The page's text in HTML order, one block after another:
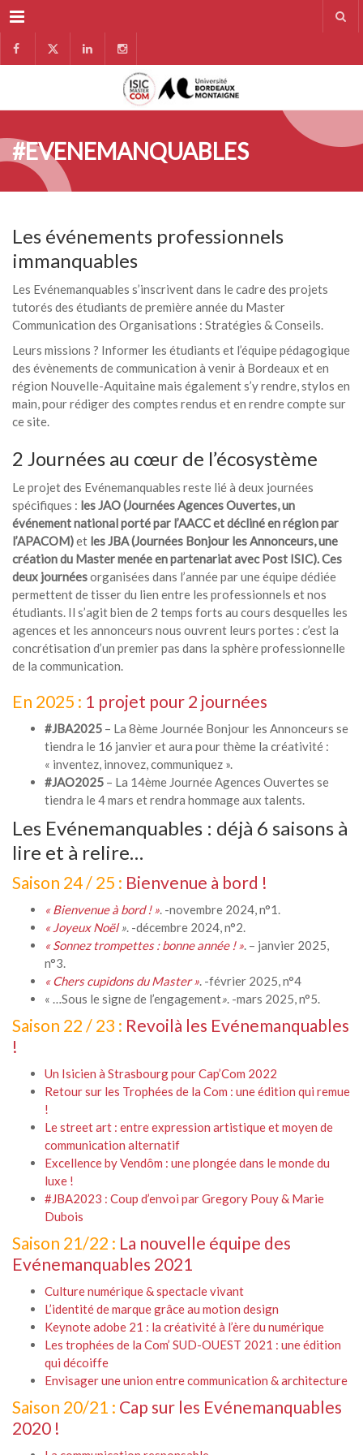
Menu
#EVENEMANQUABLES
Les événements professionnels
immanquables
Les Evénemanquables s’inscrivent dans le cadre des projets
tutorés des étudiants de première année du Master
Communication des Organisations : Stratégies & Conseils.
Leurs missions ? Informer les étudiants et l’équipe pédagogique
des évènements de communication à venir à Bordeaux et en
région Nouvelle-Aquitaine mais également s’y rendre, stylos en
main, pour rédiger des comptes rendus et en rendre compte sur
ce site.
2 Journées au cœur de l’écosystème
Le projet des Evénemanquables reste lié à deux journées
spécifiques : les JAO (Journées Agences Ouvertes, un
événement national porté par l’AACC et décliné en région par
l’APACOM)et les JBA (Journées Bonjour les Annonceurs, une
création du Master menée en partenariat avec Post ISIC). Ces
deux journéesorganisées dans l’année par une équipe dédiée
permettent de tisser du lien entre les professionnels et nos
étudiants. Il s’agit bien de 2 temps forts au cours desquelles les
agences et les annonceurs nous ouvrent leurs portes : c’est la
concrétisation d’un premier pas dans la sphère professionnelle
de la communication.
En 2025 : 1 projet pour 2 journées
#JBA2025 – La 8ème Journée Bonjour les Annonceurs se
tiendra le 16 janvier et aura pour thème la créativité :
« inventez, innovez, communiquez ».
#JAO2025 – La 14ème Journée Agences Ouvertes se
tiendra le 4 mars et rendra hommage aux talents.
Les Evénemanquables : déjà 6 saisons à
lire et à relire…
Saison 24 / 25 : Bienvenue à bord !
« Bienvenue à bord ! ». -novembre 2024, n°1.
« Joyeux Noël». -décembre 2024, n°2.
« Sonnez trompettes : bonne année ! ». – janvier 2025,
n°3.
« Chers cupidons du Master». -février 2025, n°4
« …Sous le signe de l’engagement». -mars 2025, n°5.
Saison 22 / 23 : Revoilà les Evénemanquables
!
Un Isicien à Strasbourg pour Cap’Com 2022
Retour sur les Trophées de la Com : une édition qui remue
!
Le street art : entre expression artistique et moyen de
communication alternatif
Excellence by Vendôm : une plongée dans le monde du
luxe !
#JBA2023 : Coup d’envoi par Gregory Pouy & Marie
Dubois
Saison 21/22 : La nouvelle équipe des
Evénemanquables 2021
Culture numérique & spectacle vivant
L’identité de marque grâce au motion design
Keynote adobe 21 : la créativité à l’ère du numérique
Les trophées de la Com’ SUD-OUEST 2021 : une édition
qui décoiffe
Envisager une union entre communication & architecture
Saison 20/21 : Cap sur les Evénemanquables
2020 !